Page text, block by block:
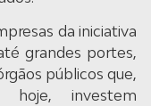
da iniciativa
grandes portes,
públicos que,
hoje, investem